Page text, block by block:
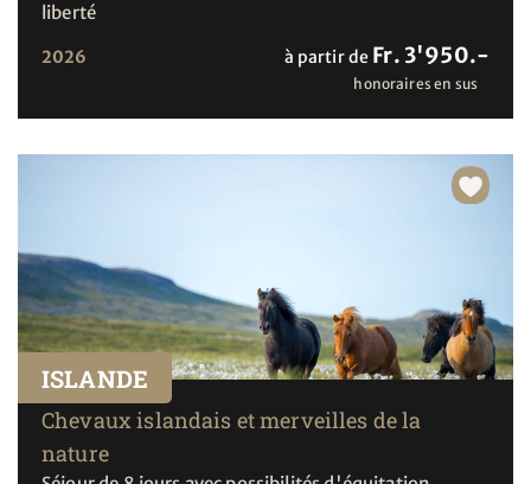
liberté
2026 à partir de Fr. 3'950.-
honoraires en sus
ISLANDE
Chevaux islandais et merveilles de la
nature